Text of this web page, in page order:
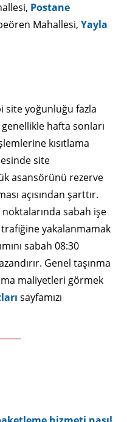
Postane
Mahallesi, Yayla
site yoğunluğu fazla
hafta sonları
kısıtlama
site
asansörünü rezerve
açısından şarttır.
noktalarında sabah işe
trafiğine yakalanmamak
sabah 08:30
Genel taşınma
maliyetleri görmek
sayfamızı